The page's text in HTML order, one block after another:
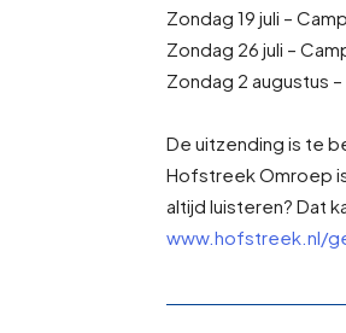
Zondag 19 juli –
Zondag 26 juli –
Zondag 2 augustus
De uitzending is te
Hofstreek Omroep
altijd luisteren? Dat
www.hofstreek.nl/